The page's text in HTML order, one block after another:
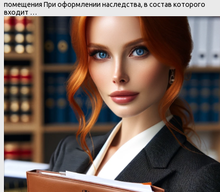
помещения При оформлении наследства, в состав которого
входит …